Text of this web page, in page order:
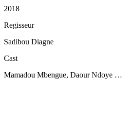
2018
Regisseur
Sadibou Diagne
Cast
Mamadou Mbengue, Daour Ndoye …